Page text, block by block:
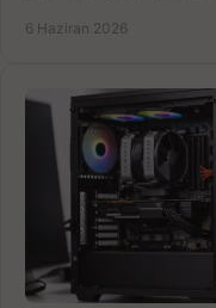
6 Haziran 2026